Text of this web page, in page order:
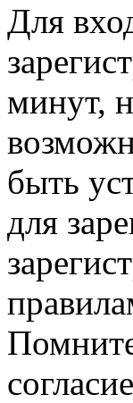
Для
минут,
быть
для